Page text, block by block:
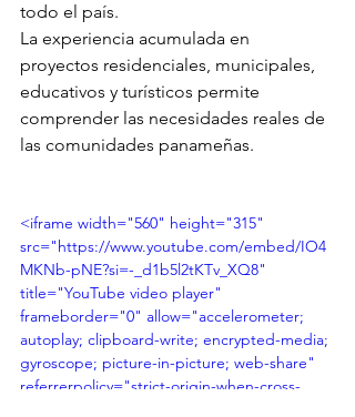
todo el país.
La experiencia acumulada en
proyectos residenciales, municipales,
educativos y turísticos permite
comprender las necesidades reales de
las comunidades panameñas.
<iframe width="560" height="315"
src="https://www.youtube.com/embed/IO4
MKNb-pNE?si=-_d1b5l2tKTv_XQ8"
title="YouTube video player"
frameborder="0" allow="accelerometer;
autoplay; clipboard-write; encrypted-media;
gyroscope; picture-in-picture; web-share"
referrerpolicy="strict-origin-when-cross-